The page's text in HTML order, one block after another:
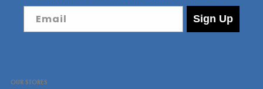
Email Sign Up
OUR STORES